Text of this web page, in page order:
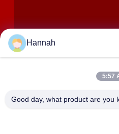
Hannah
5:57
Good day, what product are you